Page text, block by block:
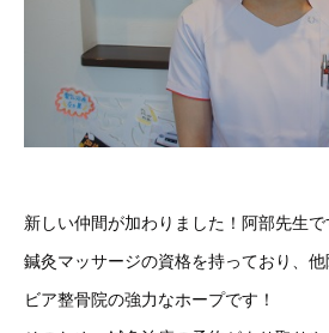
新しい仲間が加わりました！阿部先生で
鍼灸マッサージの資格を持っており、
ビア整骨院の強力なホープです！